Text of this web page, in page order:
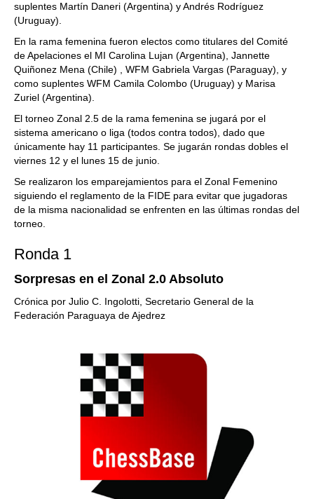
suplentes Martín Daneri (Argentina) y Andrés Rodríguez
(Uruguay).
En la rama femenina fueron electos como titulares del Comité
de Apelaciones el MI Carolina Lujan (Argentina), Jannette
Quiñonez Mena (Chile) , WFM Gabriela Vargas (Paraguay), y
como suplentes WFM Camila Colombo (Uruguay) y Marisa
Zuriel (Argentina).
El torneo Zonal 2.5 de la rama femenina se jugará por el
sistema americano o liga (todos contra todos), dado que
únicamente hay 11 participantes. Se jugarán rondas dobles el
viernes 12 y el lunes 15 de junio.
Se realizaron los emparejamientos para el Zonal Femenino
siguiendo el reglamento de la FIDE para evitar que jugadoras
de la misma nacionalidad se enfrenten en las últimas rondas del
torneo.
Ronda 1
Sorpresas en el Zonal 2.0 Absoluto
Crónica por Julio C. Ingolotti, Secretario General de la
Federación Paraguaya de Ajedrez